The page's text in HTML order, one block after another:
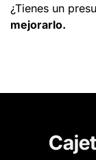
¿Tienes un
mejorarlo.